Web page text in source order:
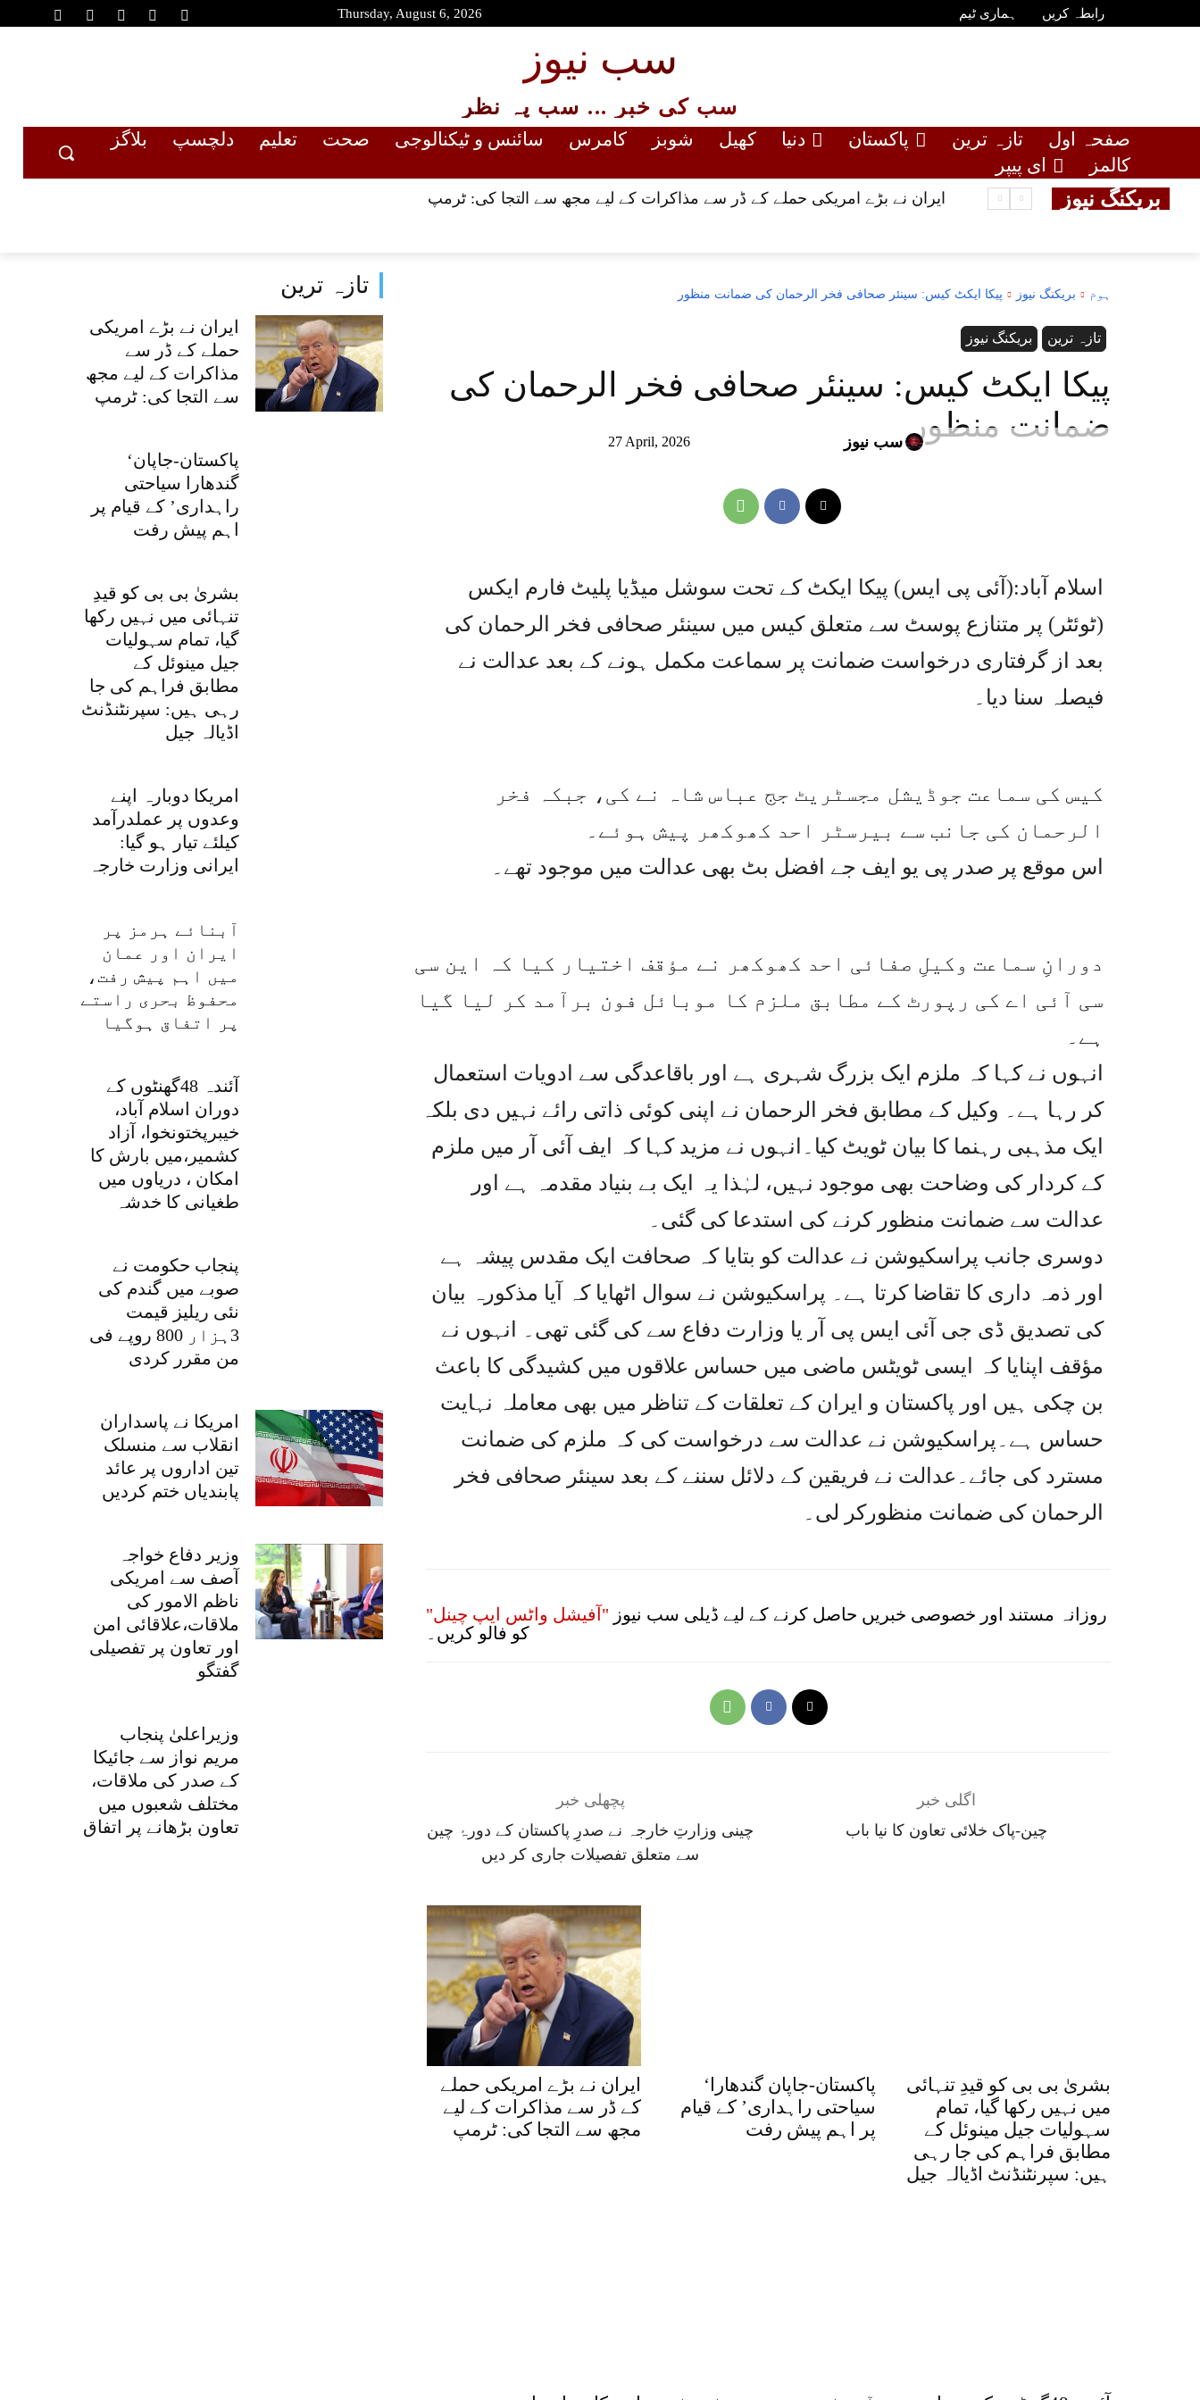
Thursday, August 6, 2026 رابطہ کریں ہماری ٹیم
سب نیوز
سب کی خبر ... سب پہ نظر
صفحہ اول تازہ ترین پاکستان دنیا کھیل شوبز کامرس سائنس و ٹیکنالوجی صحت تعلیم دلچسپ
بلاگز
کالمز
ای پیپر
بریکنگ نیوز ایران نے بڑے امریکی حملے کے ڈر سے مذاکرات کے لیے مجھ سے التجا کی: ٹرمپ
تازہ ترین
ایران نے بڑے امریکی
حملے کے ڈر سے
مذاکرات کے لیے مجھ
سے التجا کی: ٹرمپ
‘پاکستان-جاپان
گندھارا سیاحتی
راہداری’ کے قیام پر
اہم پیش رفت
بشریٰ بی بی کو قیدِ
تنہائی میں نہیں رکھا
گیا، تمام سہولیات
جیل مینوئل کے
مطابق فراہم کی جا
رہی ہیں: سپرنٹنڈنٹ
اڈیالہ جیل
امریکا دوبارہ اپنے
وعدوں پر عملدرآمد
کیلئے تیار ہو گیا:
ایرانی وزارت خارجہ
آبنائے ہرمز پر
ایران اور عمان
میں اہم پیش رفت،
محفوظ بحری راستے
پر اتفاق ہوگیا
آئندہ 48گھنٹوں کے
دوران اسلام آباد،
خیبرپختونخوا، آزاد
کشمیر،میں بارش کا
امکان ، دریاوں میں
طغیانی کا خدشہ
پنجاب حکومت نے
صوبے میں گندم کی
نئی ریلیز قیمت
3ہزار 800 روپے فی
من مقرر کردی
امریکا نے پاسداران
انقلاب سے منسلک
تین اداروں پر عائد
پابندیاں ختم کردیں
وزیر دفاع خواجہ
آصف سے امریکی
ناظم الامور کی
ملاقات،علاقائی امن
اور تعاون پر تفصیلی
گفتگو
وزیراعلیٰ پنجاب
مریم نواز سے جائیکا
کے صدر کی ملاقات،
مختلف شعبوں میں
تعاون بڑھانے پر اتفاق
ہوم بریکنگ نیوز پیکا ایکٹ کیس: سینئر صحافی فخر الرحمان کی ضمانت منظور
بریکنگ نیوز تازہ ترین
پیکا ایکٹ کیس: سینئر صحافی فخر الرحمان کی
ضمانت منظور
27 April, 2026 سب نیوز
اسلام آباد:(آئی پی ایس) پیکا ایکٹ کے تحت سوشل میڈیا پلیٹ فارم ایکس
(ٹوئٹر) پر متنازع پوسٹ سے متعلق کیس میں سینئر صحافی فخر الرحمان کی
بعد از گرفتاری درخواست ضمانت پر سماعت مکمل ہونے کے بعد عدالت نے
فیصلہ سنا دیا۔
کیس کی سماعت جوڈیشل مجسٹریٹ جج عباس شاہ نے کی، جبکہ فخر
الرحمان کی جانب سے بیرسٹر احد کھوکھر پیش ہوئے۔
اس موقع پر صدر پی یو ایف جے افضل بٹ بھی عدالت میں موجود تھے۔
دورانِ سماعت وکیلِ صفائی احد کھوکھر نے مؤقف اختیار کیا کہ این سی
سی آئی اے کی رپورٹ کے مطابق ملزم کا موبائل فون برآمد کر لیا گیا
ہے۔
انہوں نے کہا کہ ملزم ایک بزرگ شہری ہے اور باقاعدگی سے ادویات استعمال
کر رہا ہے۔ وکیل کے مطابق فخر الرحمان نے اپنی کوئی ذاتی رائے نہیں دی بلکہ
ایک مذہبی رہنما کا بیان ٹویٹ کیا۔انہوں نے مزید کہا کہ ایف آئی آر میں ملزم
کے کردار کی وضاحت بھی موجود نہیں، لہٰذا یہ ایک بے بنیاد مقدمہ ہے اور
عدالت سے ضمانت منظور کرنے کی استدعا کی گئی۔
دوسری جانب پراسکیوشن نے عدالت کو بتایا کہ صحافت ایک مقدس پیشہ ہے
اور ذمہ داری کا تقاضا کرتا ہے۔ پراسکیوشن نے سوال اٹھایا کہ آیا مذکورہ بیان
کی تصدیق ڈی جی آئی ایس پی آر یا وزارت دفاع سے کی گئی تھی۔ انہوں نے
مؤقف اپنایا کہ ایسی ٹویٹس ماضی میں حساس علاقوں میں کشیدگی کا باعث
بن چکی ہیں اور پاکستان و ایران کے تعلقات کے تناظر میں بھی معاملہ نہایت
حساس ہے۔پراسکیوشن نے عدالت سے درخواست کی کہ ملزم کی ضمانت
مسترد کی جائے۔عدالت نے فریقین کے دلائل سننے کے بعد سینئر صحافی فخر
الرحمان کی ضمانت منظورکر لی۔
روزانہ مستند اور خصوصی خبریں حاصل کرنے کے لیے ڈیلی سب نیوز "آفیشل واٹس ایپ چینل"
کو فالو کریں۔
پچھلی خبر
چینی وزارتِ خارجہ نے صدرِ پاکستان کے دورۂ چین
سے متعلق تفصیلات جاری کر دیں
اگلی خبر
چین-پاک خلائی تعاون کا نیا باب
ایران نے بڑے امریکی حملے
کے ڈر سے مذاکرات کے لیے
مجھ سے التجا کی: ٹرمپ
‘پاکستان-جاپان گندھارا
سیاحتی راہداری’ کے قیام
پر اہم پیش رفت
بشریٰ بی بی کو قیدِ تنہائی
میں نہیں رکھا گیا، تمام
سہولیات جیل مینوئل کے
مطابق فراہم کی جا رہی
ہیں: سپرنٹنڈنٹ اڈیالہ جیل